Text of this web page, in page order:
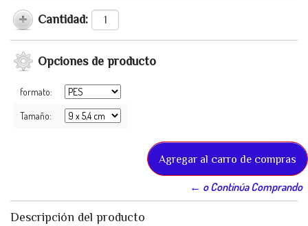
Cantidad:
Opciones de producto
formato:
Tamaño:
← o Continúa Comprando
Descripción del producto